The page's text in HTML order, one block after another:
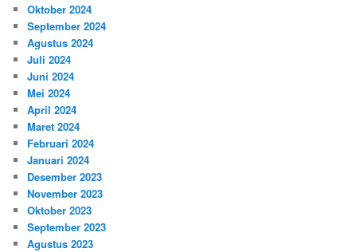
Oktober 2024
September 2024
Agustus 2024
Juli 2024
Juni 2024
Mei 2024
April 2024
Maret 2024
Februari 2024
Januari 2024
Desember 2023
November 2023
Oktober 2023
September 2023
Agustus 2023